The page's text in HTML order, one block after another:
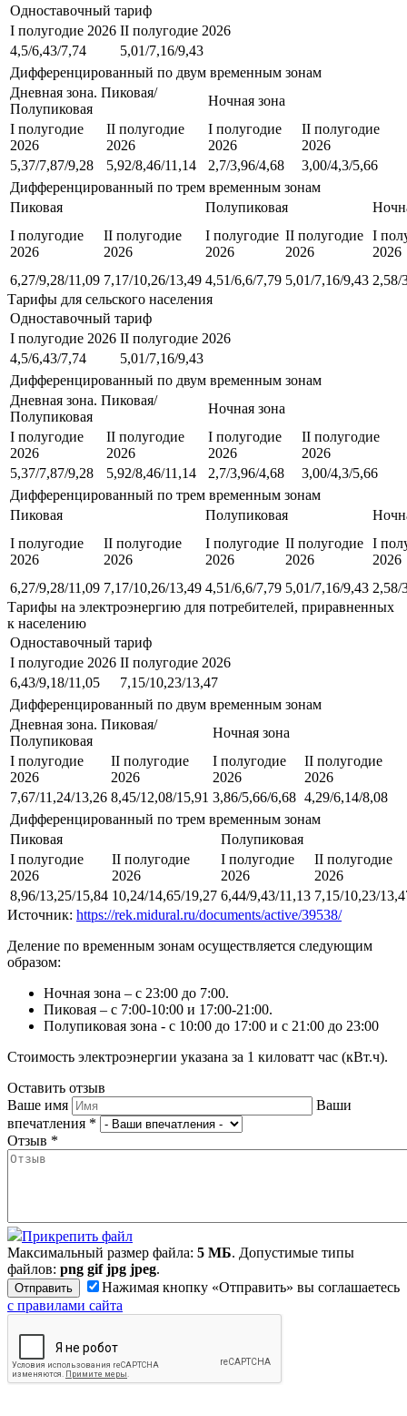
Одноставочный тариф
I полугодие 2026 II полугодие 2026
4,5/6,43/7,74
5,01/7,16/9,43
Дифференцированный по двум временным зонам
Дневная зона. Пиковая/
Полупиковая
Ночная зона
I полугодие
2026
II полугодие
2026
I полугодие
2026
II полугодие
2026
5,37/7,87/9,28
5,92/8,46/11,14 2,7/3,96/4,68
3,00/4,3/5,66
Дифференцированный по трем временным зонам
Пиковая
Полупиковая
I полугодие
2026
II полугодие
2026
I полугодие
2026
II полугодие
2026
I
2026
6,27/9,28/11,09 7,17/10,26/13,49 4,51/6,6/7,79 5,01/7,16/9,43 2,58/
Тарифы для сельского населения
Одноставочный тариф
I полугодие 2026 II полугодие 2026
4,5/6,43/7,74
5,01/7,16/9,43
Дифференцированный по двум временным зонам
Дневная зона. Пиковая/
Полупиковая
Ночная зона
I полугодие
2026
II полугодие
2026
I полугодие
2026
II полугодие
2026
5,37/7,87/9,28
5,92/8,46/11,14 2,7/3,96/4,68
3,00/4,3/5,66
Дифференцированный по трем временным зонам
Пиковая
Полупиковая
I полугодие
2026
II полугодие
2026
I полугодие
2026
II полугодие
2026
I
2026
6,27/9,28/11,09 7,17/10,26/13,49 4,51/6,6/7,79 5,01/7,16/9,43 2,58/
Тарифы на электроэнергию для потребителей, приравненных
к населению
Одноставочный тариф
I полугодие 2026 II полугодие 2026
6,43/9,18/11,05
7,15/10,23/13,47
Дифференцированный по двум временным зонам
Дневная зона. Пиковая/
Полупиковая
Ночная зона
I полугодие
2026
II полугодие
2026
I полугодие
2026
II полугодие
2026
7,67/11,24/13,26 8,45/12,08/15,91 3,86/5,66/6,68 4,29/6,14/8,08
Дифференцированный по трем временным зонам
Пиковая
Полупиковая
I полугодие
2026
II полугодие
2026
I полугодие
2026
II полугодие
2026
8,96/13,25/15,84 10,24/14,65/19,27 6,44/9,43/11,13 7,15/10,23/
Источник: https://rek.midural.ru/documents/active/39538/
Деление по временным зонам осуществляется следующим
образом:
Ночная зона – с 23:00 до 7:00.
Пиковая – с 7:00-10:00 и 17:00-21:00.
Полупиковая зона - с 10:00 до 17:00 и с 21:00 до 23:00
Стоимость электроэнергии указана за 1 киловатт час (кВт.ч).
Оставить отзыв
Ваше имя
Ваши
впечатления *
Отзыв *
Прикрепить файл
Максимальный размер файла: 5 МБ. Допустимые типы
файлов: png gif jpg jpeg.
Нажимая кнопку «Отправить» вы соглашаетесь
с правилами сайта